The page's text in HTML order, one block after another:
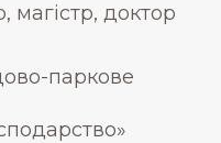
магістр, доктор
паркове